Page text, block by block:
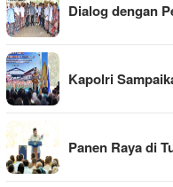
Dialog dengan
Kapolri
Panen Raya di